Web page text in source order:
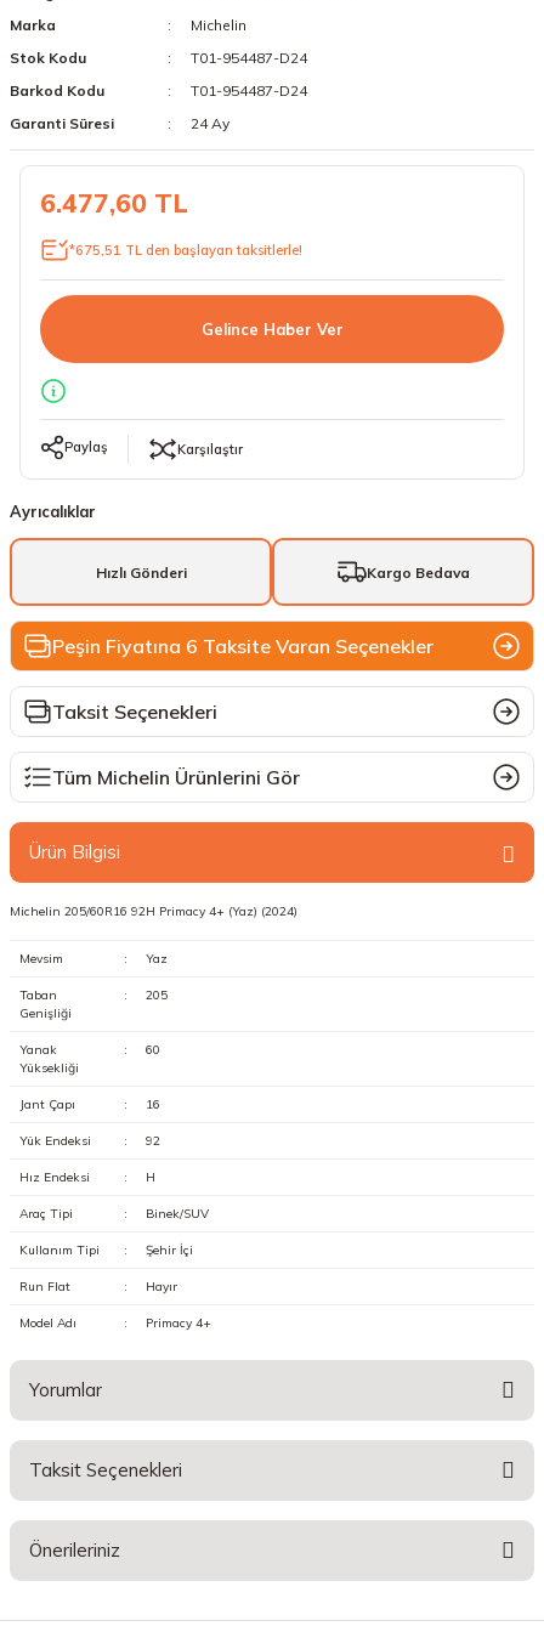
19 Lastikler
20 Lastikler
23 Lastikler
Marka
Michelin
Stok Kodu
T01-954487-D24
Barkod Kodu
T01-954487-D24
Garanti Süresi
24 Ay
6.477,60 TL
*675,51 TL den başlayan taksitlerle!
Gelince Haber Ver
Paylaş Karşılaştır
Ayrıcalıklar
Hızlı Gönderi Kargo Bedava
Peşin Fiyatına 6 Taksite Varan Seçenekler
Taksit Seçenekleri
Tüm Michelin Ürünlerini Gör
Ürün Bilgisi
Michelin 205/60R16 92H Primacy 4+ (Yaz) (2024)
Mevsim : Yaz
Taban
Genişliği
: 205
Yanak
Yüksekliği
: 60
Jant Çapı : 16
Yük Endeksi : 92
Hız Endeksi : H
Araç Tipi : Binek/SUV
Kullanım Tipi : Şehir İçi
Run Flat : Hayır
Model Adı : Primacy 4+
Yorumlar
Taksit Seçenekleri
Önerileriniz